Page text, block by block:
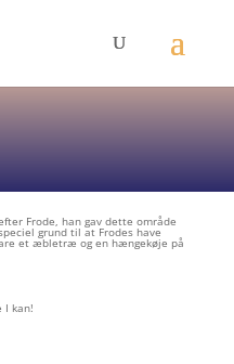
Frode, han gav dette område
grund til at Frodes have
et æbletræ og en hængekøje på
I kan!